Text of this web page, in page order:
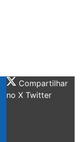
Compartilhar
no X Twitter